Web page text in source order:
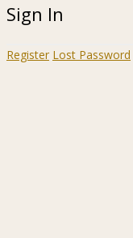
Sign In
Register Lost Password